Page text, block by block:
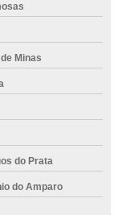
Minas
do Prata
do Amparo